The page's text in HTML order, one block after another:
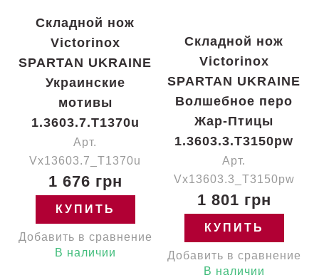
Складной нож
Victorinox
SPARTAN UKRAINE
Украинские
мотивы
1.3603.7.T1370u
Арт.
Vx13603.7_T1370u
1 676 грн
КУПИТЬ
Добавить в сравнение
В наличии
Складной нож
Victorinox
SPARTAN UKRAINE
Волшебное перо
Жар-Птицы
1.3603.3.T3150pw
Арт.
Vx13603.3_T3150pw
1 801 грн
КУПИТЬ
Добавить в сравнение
В наличии